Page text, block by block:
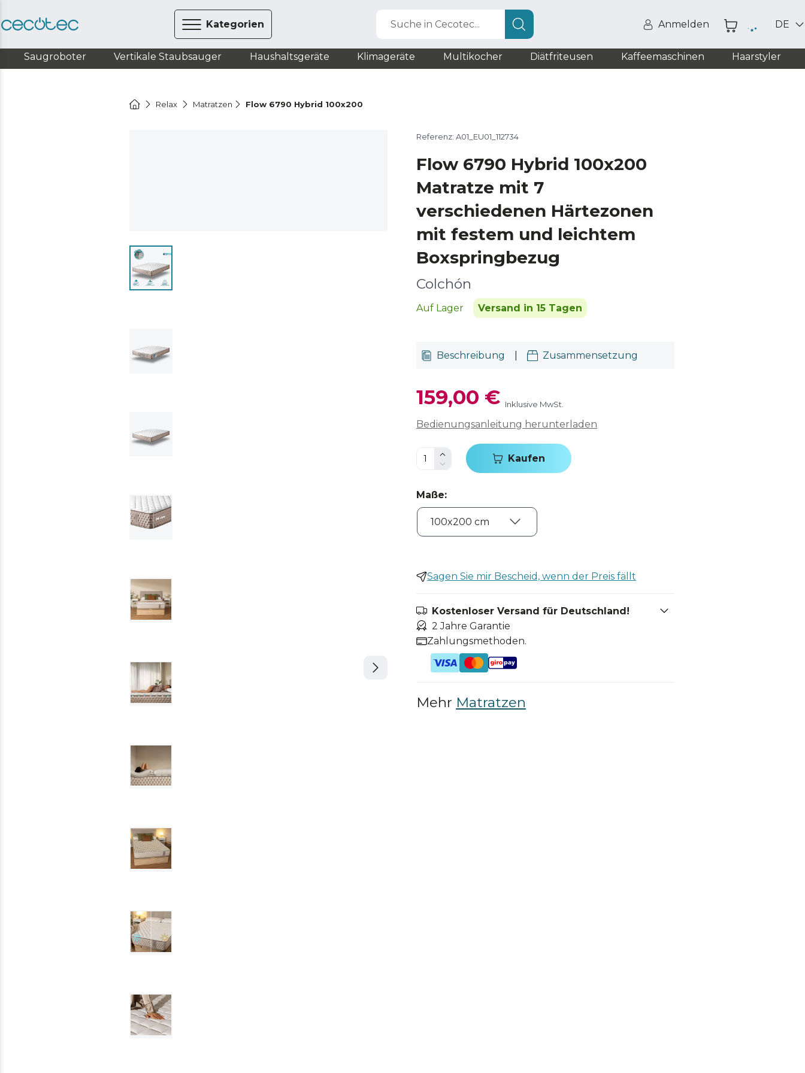
Kategorien Suche in Cecotec... Anmelden DE
Saugroboter Vertikale Staubsauger Haushaltsgeräte Klimageräte Multikocher Diätfriteusen Kaffeemaschinen Haarstyler
Relax Matratzen Flow 6790 Hybrid 100x200
Referenz: A01_EU01_112734
Flow 6790 Hybrid 100x200
Matratze mit 7
verschiedenen Härtezonen
mit festem und leichtem
Boxspringbezug
Colchón
Auf Lager Versand in 15 Tagen
Beschreibung Zusammensetzung
159,00 € Inklusive MwSt.
Bedienungsanleitung herunterladen
Kaufen
Maße:
Sagen Sie mir Bescheid, wenn der Preis fällt
Kostenloser Versand für Deutschland!
2 Jahre Garantie
Zahlungsmethoden.
Mehr Matratzen